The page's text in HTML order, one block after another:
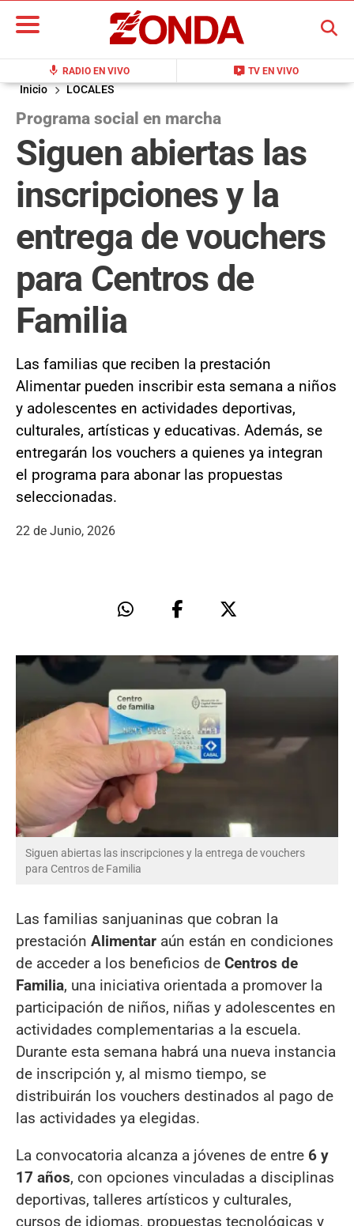
mic RADIO EN VIVO live_tv TV EN VIVO
BUSCAR
Inicio LOCALES
Programa social en marcha
Siguen abiertas las
inscripciones y la
entrega de vouchers
para Centros de
Familia
Las familias que reciben la prestación
Alimentar pueden inscribir esta semana a niños
y adolescentes en actividades deportivas,
culturales, artísticas y educativas. Además, se
entregarán los vouchers a quienes ya integran
el programa para abonar las propuestas
seleccionadas.
22 de Junio, 2026
Siguen abiertas las inscripciones y la entrega de vouchers
para Centros de Familia
Las familias sanjuaninas que cobran la
prestación Alimentar aún están en condiciones
de acceder a los beneficios de Centros de
Familia, una iniciativa orientada a promover la
participación de niños, niñas y adolescentes en
actividades complementarias a la escuela.
Durante esta semana habrá una nueva instancia
de inscripción y, al mismo tiempo, se
distribuirán los vouchers destinados al pago de
las actividades ya elegidas.
La convocatoria alcanza a jóvenes de entre 6 y
17 años, con opciones vinculadas a disciplinas
deportivas, talleres artísticos y culturales,
cursos de idiomas, propuestas tecnológicas y